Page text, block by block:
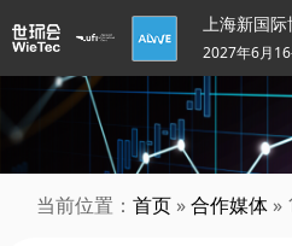
上海新国
2027年6月
当前位置： 首页 »合作媒体 »